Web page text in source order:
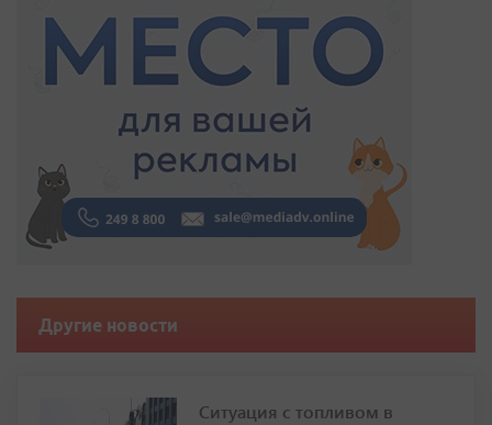
Другие новости
Ситуация с топливом в